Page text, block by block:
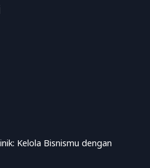
Kelola Bisnismu dengan